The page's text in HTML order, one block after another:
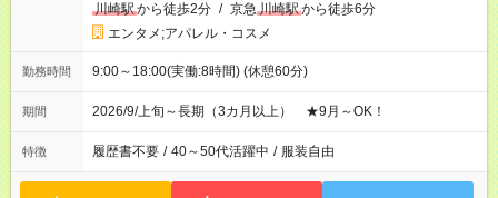
川崎駅から徒歩2分 / 京急 川崎駅から徒歩6分
エンタメ;アパレル・コスメ
勤務時間 9:00～18:00(実働:8時間) (休憩60分)
期間 2026/9/上旬～長期（3カ月以上） ★9月～OK！
特徴 履歴書不要 / 40～50代活躍中 / 服装自由